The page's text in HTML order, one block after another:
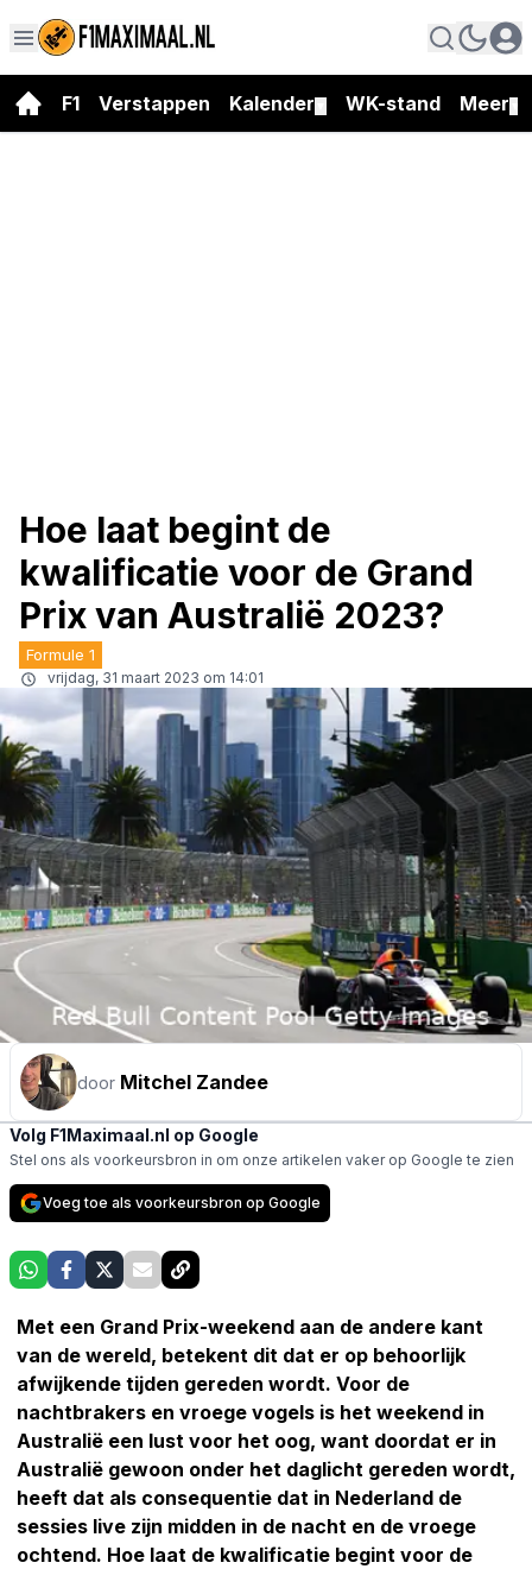
F1 Verstappen Kalender WK-stand Meer
Hoe laat begint de
kwalificatie voor de Grand
Prix van Australië 2023?
Formule 1
vrijdag, 31 maart 2023 om 14:01
door Mitchel Zandee
Volg F1Maximaal.nl op Google
Stel ons als voorkeursbron in om onze artikelen vaker op Google te zien
Voeg toe als voorkeursbron op Google
Met een Grand Prix-weekend aan de andere kant
van de wereld, betekent dit dat er op behoorlijk
afwijkende tijden gereden wordt. Voor de
nachtbrakers en vroege vogels is het weekend in
Australië een lust voor het oog, want doordat er in
Australië gewoon onder het daglicht gereden wordt,
heeft dat als consequentie dat in Nederland de
sessies live zijn midden in de nacht en de vroege
ochtend. Hoe laat de kwalificatie begint voor de